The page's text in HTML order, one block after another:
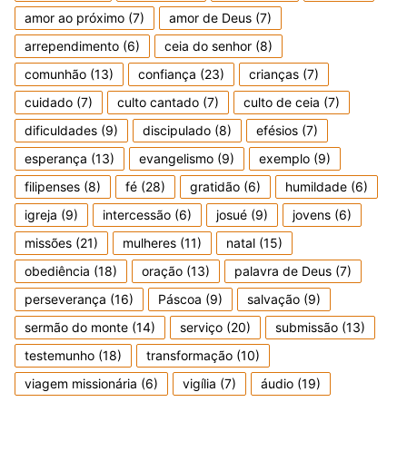
amor ao próximo (7) amor de Deus (7)
arrependimento (6) ceia do senhor (8)
comunhão (13) confiança (23) crianças (7)
cuidado (7) culto cantado (7) culto de ceia (7)
dificuldades (9) discipulado (8) efésios (7)
esperança (13) evangelismo (9) exemplo (9)
filipenses (8) fé (28) gratidão (6) humildade (6)
igreja (9) intercessão (6) josué (9) jovens (6)
missões (21) mulheres (11) natal (15)
obediência (18) oração (13) palavra de Deus (7)
perseverança (16) Páscoa (9) salvação (9)
sermão do monte (14) serviço (20) submissão (13)
testemunho (18) transformação (10)
viagem missionária (6) vigília (7) áudio (19)